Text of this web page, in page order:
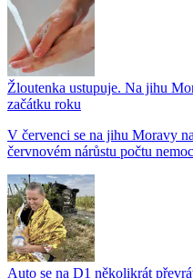
Žloutenka ustupuje. Na jihu
začátku roku
V červenci se na jihu Moravy
červnovém nárůstu počtu
Auto se na D1 několikrát